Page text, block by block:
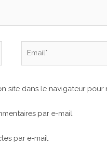
site dans le navigateur
par e-mail.
par e-mail.